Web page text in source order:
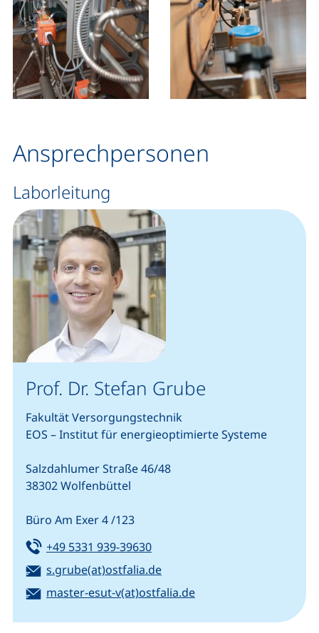
Ansprechpersonen
Laborleitung
Prof. Dr. Stefan Grube
Fakultät Versorgungstechnik
EOS – Institut für energieoptimierte Systeme
Salzdahlumer Straße 46/48
38302 Wolfenbüttel
Büro Am Exer 4 /123
Tel:
+49 5331 939-39630(startet einen Telefonanruf,
E-Mail:
s.grube(at)ostfalia.de(öffnet Ihr E-Mail-Programm)
E-Mail:
master-esut-v(at)ostfalia.de(öffnet Ihr E-Mail-